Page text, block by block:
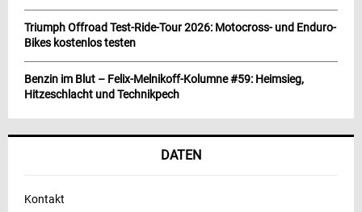
Triumph Offroad Test-Ride-Tour 2026: Motocross- und Enduro-
Bikes kostenlos testen
Benzin im Blut – Felix-Melnikoff-Kolumne #59: Heimsieg,
Hitzeschlacht und Technikpech
DATEN
Kontakt